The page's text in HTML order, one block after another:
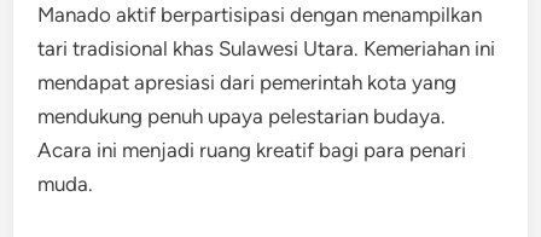
Manado aktif berpartisipasi dengan menampilkan
tari tradisional khas Sulawesi Utara. Kemeriahan ini
mendapat apresiasi dari pemerintah kota yang
mendukung penuh upaya pelestarian budaya.
Acara ini menjadi ruang kreatif bagi para penari
muda.